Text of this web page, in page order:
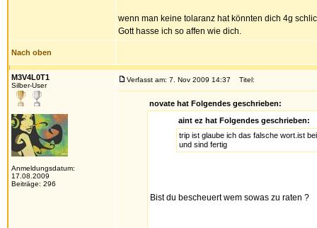
wenn man keine tolaranz hat könnten dich 4g
Gott hasse ich so affen wie dich.
Nach oben
M3V4L0T1
Silber-User
Anmeldungsdatum:
17.08.2009
Beiträge: 296
Verfasst am: 7. Nov 2009 14:37 Titel:
novate hat Folgendes geschrieben:
aint ez hat Folgendes geschrieben:
trip ist glaube ich das falsche wort.ist
und sind fertig
Bist du bescheuert wem sowas zu raten ?